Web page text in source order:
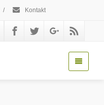
/ Kontakt